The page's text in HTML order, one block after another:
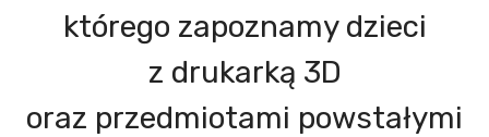
którego zapoznamy dzieci
z drukarką 3D
oraz przedmiotami powstałymi